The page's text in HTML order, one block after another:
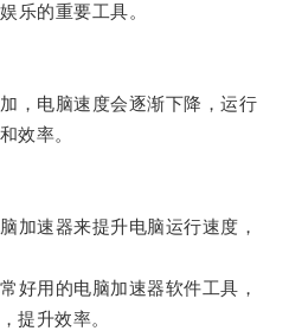
的重要工具。
电脑速度会逐渐下降，运行
效率。
速器来提升电脑运行速度，
用的电脑加速器软件工具，
提升效率。